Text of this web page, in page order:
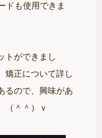
ドも使用できま
トができまし
正について詳し
るので、興味があ
（＾＾）ｖ